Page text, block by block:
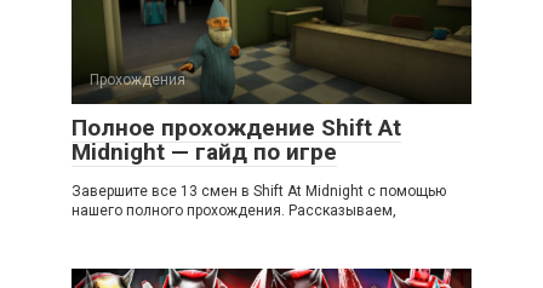
Прохождения
Полное прохождение Shift At
Midnight — гайд по игре
Завершите все 13 смен в Shift At Midnight с помощью
нашего полного прохождения. Рассказываем,